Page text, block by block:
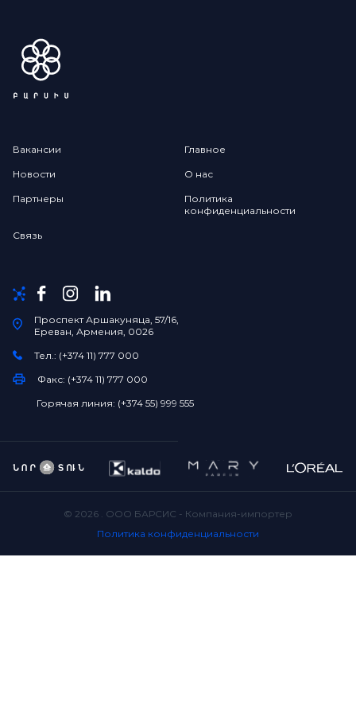
Вакансии Главное
Новости О нас
Партнеры
Политика
конфиденциальности
Связь
Проспект Аршакуняца, 57/16,
Ереван, Армения, 0026
Тел.: (+374 11) 777 000
Факс: (+374 11) 777 000
Горячая линия: (+374 55) 999 555
© 2026 . ООО БАРСИС - Компания-импортер
Политика конфиденциальности